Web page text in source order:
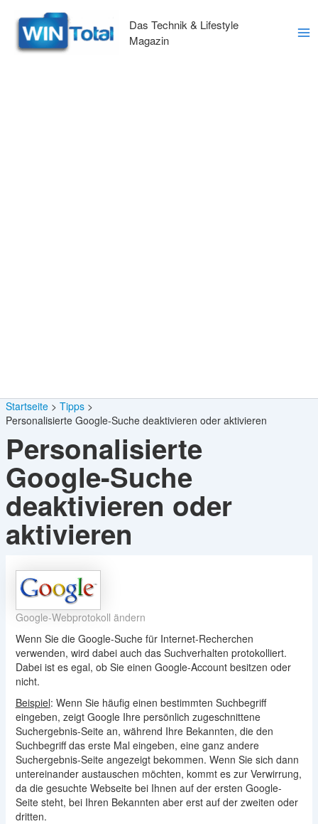
Inhalt
springen
Das Technik & Lifestyle
Magazin
Startseite
Tipps
Personalisierte Google-Suche deaktivieren oder aktivieren
Personalisierte
Google-Suche
deaktivieren oder
aktivieren
Google-Webprotokoll ändern
Wenn Sie die Google-Suche für Internet-Recherchen
verwenden, wird dabei auch das Suchverhalten protokolliert.
Dabei ist es egal, ob Sie einen Google-Account besitzen oder
nicht.
Beispiel: Wenn Sie häufig einen bestimmten Suchbegriff
eingeben, zeigt Google Ihre persönlich zugeschnittene
Suchergebnis-Seite an, während Ihre Bekannten, die den
Suchbegriff das erste Mal eingeben, eine ganz andere
Suchergebnis-Seite angezeigt bekommen. Wenn Sie sich dann
untereinander austauschen möchten, kommt es zur Verwirrung,
da die gesuchte Webseite bei Ihnen auf der ersten Google-
Seite steht, bei Ihren Bekannten aber erst auf der zweiten oder
dritten.